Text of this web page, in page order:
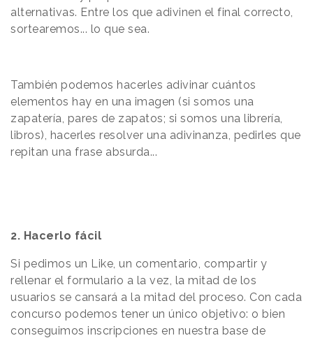
alternativas. Entre los que adivinen el final correcto,
sortearemos... lo que sea.
También podemos hacerles adivinar cuántos
elementos hay en una imagen (si somos una
zapatería, pares de zapatos; si somos una librería,
libros), hacerles resolver una adivinanza, pedirles que
repitan una frase absurda...
2. Hacerlo fácil
Si pedimos un Like, un comentario, compartir y
rellenar el formulario a la vez, la mitad de los
usuarios se cansará a la mitad del proceso. Con cada
concurso podemos tener un único objetivo: o bien
conseguimos inscripciones en nuestra base de